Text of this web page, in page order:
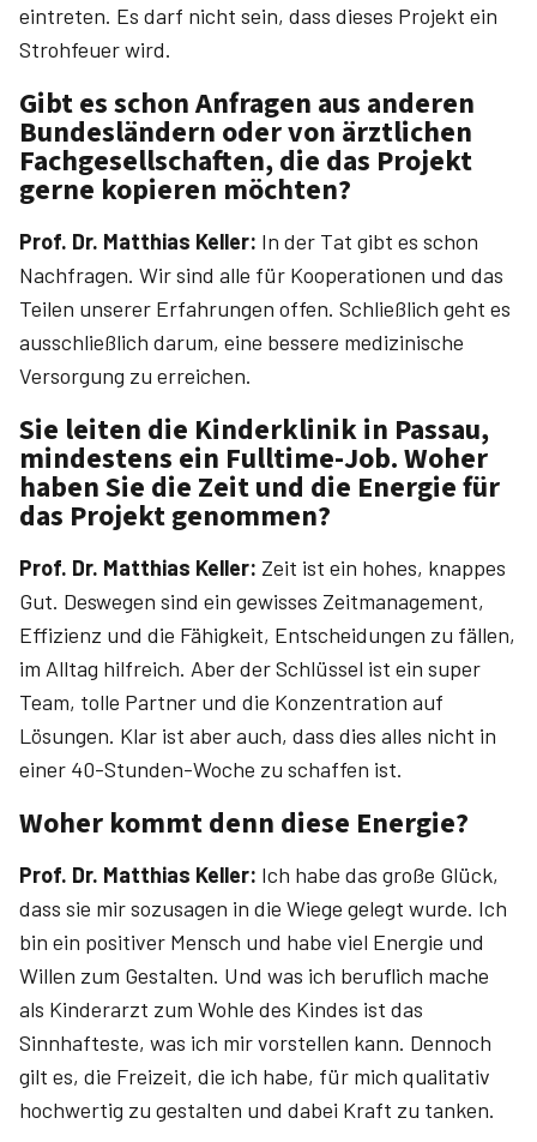
eintreten. Es darf nicht sein, dass dieses Projekt ein
Strohfeuer wird.
Gibt es schon Anfragen aus anderen
Bundesländern oder von ärztlichen
Fachgesellschaften, die das Projekt
gerne kopieren möchten?
Prof. Dr. ­Matthias ­Keller: In der Tat gibt es schon
Nachfragen. Wir sind alle für Kooperationen und das
Teilen unserer Erfahrungen offen. Schließlich geht es
ausschließlich darum, eine bessere medizinische
Versorgung zu erreichen.
Sie leiten die Kinderklinik in Passau,
mindestens ein Fulltime-Job. Woher
haben Sie die Zeit und die Energie für
das Projekt genommen?
Prof. Dr. ­Matthias ­Keller: Zeit ist ein hohes, knappes
Gut. Deswegen sind ein gewisses Zeitmanagement,
Effizienz und die Fähigkeit, Entscheidungen zu fällen,
im Alltag hilfreich. Aber der Schlüssel ist ein super
Team, tolle Partner und die Konzentration auf
Lösungen. Klar ist aber auch, dass dies alles nicht in
einer 40-Stunden-Woche zu schaffen ist.
Woher kommt denn diese Energie?
Prof. Dr. ­Matthias ­Keller: Ich habe das große Glück,
dass sie mir sozusagen in die Wiege gelegt wurde. Ich
bin ein positiver Mensch und habe viel Energie und
Willen zum Gestalten. Und was ich beruflich mache
als Kinderarzt zum Wohle des Kindes ist das
Sinnhafteste, was ich mir vorstellen kann. Dennoch
gilt es, die Freizeit, die ich habe, für mich qualitativ
hochwertig zu gestalten und dabei Kraft zu tanken.